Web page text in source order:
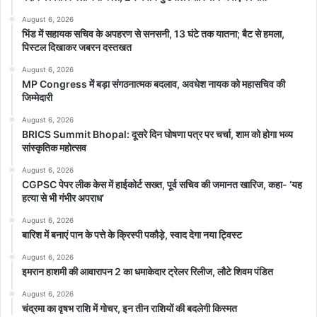
ई-कोर्ट परियोजना का एक अत्यंत महत्वपूर्ण पक्ष यह भी है कि विचाराधीन भूमि
विवादों की जानकारी अब ऑनलाइन उपलब्ध रहती है। इससे जमीन खरीदने वाले
लोग पहले ही जांच कर सकते हैं कि संबंधित खसरा नंबर पर कोई विवाद या
न्यायालयीन प्रकरण लंबित तो नहीं है।
यह व्यवस्था फर्जीवाड़े, अवैध बिक्री और धोखाधड़ी रोकने में अत्यंत प्रभावी
साबित हो रही है। पहले कई लोग विवादित भूमि खरीदकर वर्षों तक न्यायालयों के
चक्कर काटते रहते थे, लेकिन अब पारदर्शी ऑनलाइन रिकॉर्ड के कारण ऐसी
तकनीक के सहारे मजबूत हुआ प्रशासन
राजस्व ई-कोर्ट प्रणाली के सफल संचालन के लिए प्रदेश के राजस्व
न्यायालयों में कंप्यूटर, डिजिटल रिकॉर्ड प्रणाली और हाई-स्पीड इंटरनेट की
व्यवस्था सुनिश्चित की गई है। इससे न्यायालयों के कार्य निष्पादन की गति बढ़ी है
और अधिकारियों की जवाबदेही भी तय हुई है।
डिजिटल रिकॉर्ड सुरक्षित सर्वर में संग्रहीत होने से अब फाइलों के गुम होने,
August 6, 2026
भिंड में सहायक सचिव के अपहरण से सनसनी, 13 घंटे तक यातना; बैट से हमला,
पिस्टल दिखाकर जबरन दस्तखत
August 6, 2026
MP Congress में बड़ा संगठनात्मक बदलाव, अवधेश नायक को महासचिव की
जिम्मेदारी
August 6, 2026
BRICS Summit Bhopal: दूसरे दिन घोषणा पत्र पर चर्चा, शाम को होगा भव्य
सांस्कृतिक महोत्सव
August 6, 2026
CGPSC पेपर लीक केस में हाईकोर्ट सख्त, पूर्व सचिव की जमानत खारिज, कहा- ‘यह
हत्या से भी गंभीर अपराध’
August 6, 2026
बारिश में बनाएं पान के पत्ते के क्रिस्पी पकौड़े, स्वाद देगा नया ट्विस्ट
August 6, 2026
इमरान हाशमी की आवारापन 2 का धमाकेदार ट्रेलर रिलीज, लौटे शिवम पंडित
August 6, 2026
चंद्रमा का वृषभ राशि में गोचर, इन तीन राशियों की बदलेगी किस्मत